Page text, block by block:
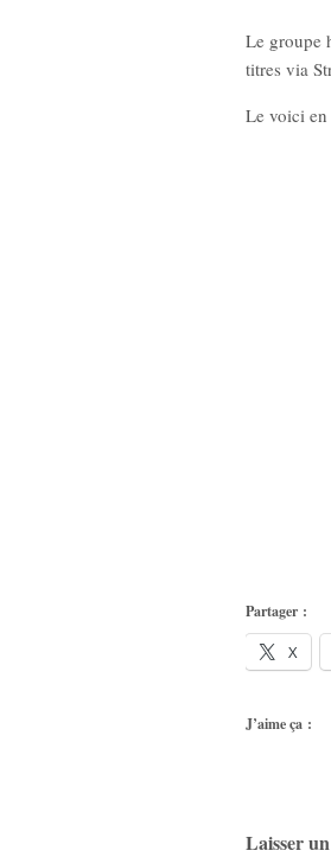
Le groupe
titres via
Le voici en
Partager :
X
J’aime ça :
Laisser